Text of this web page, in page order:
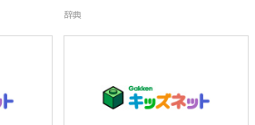
辞典